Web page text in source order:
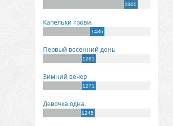
2300
Капельки крови.
1485
Первый весенний день
1281
Зимний вечер
1271
Девочка одна.
1245